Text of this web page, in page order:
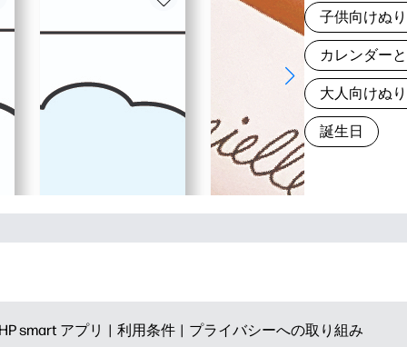
子供向けぬ
カレンダー
大人向けぬ
誕生日
smart アプリ | 利用条件 | プライバシーへの取り組み